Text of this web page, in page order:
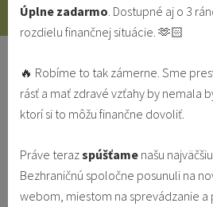
Psychologička radí:
strachu aby nás
IDENTITA KRÍZA
Jarka Blahová
10.4.2022 Vzťahy & Identita
Úplne zadarmo. Dostupné aj o 3
rozdielu finančnej situácie. 🫶🏻
🔥 Robíme to tak zámerne. Sme
rásť a mať zdravé vzťahy by nemala
ktorí si to môžu finančne dovoliť.
Práve terazspúšťame našu
Bezhraničnú spoločne posunuli na
webom, miestom na sprevádzanie a